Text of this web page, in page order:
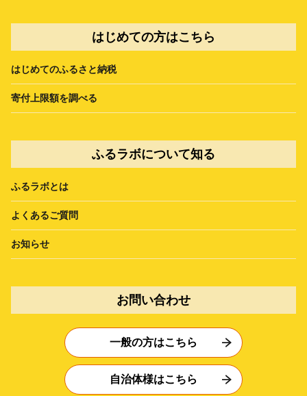
はじめての方はこちら
はじめてのふるさと納税
寄付上限額を調べる
ふるラボについて知る
ふるラボとは
よくあるご質問
お知らせ
お問い合わせ
一般の方はこちら
自治体様はこちら